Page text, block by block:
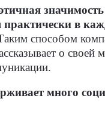
практически в
способом
о своей
много